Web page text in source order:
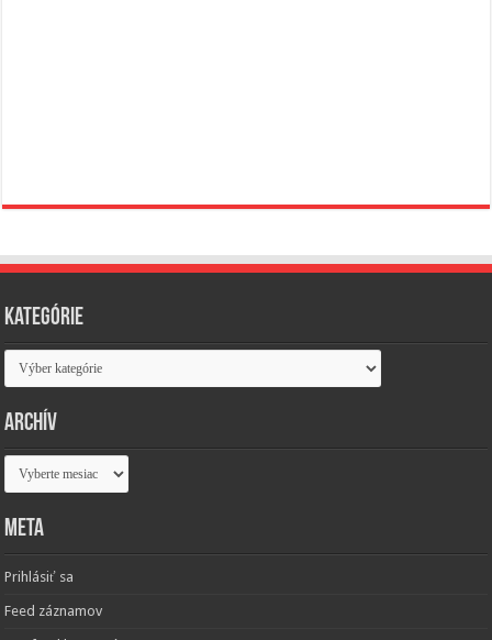
Kategórie
Kategórie
Archív
Archív
Meta
Prihlásiť sa
Feed záznamov